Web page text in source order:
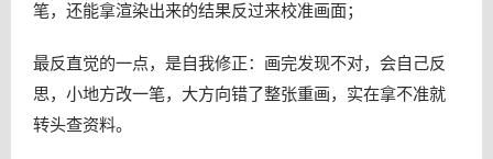
笔，还能拿渲染出来的结果反过来校准画面；
最反直觉的一点，是自我修正：画完发现不对，会自己反
思，小地方改一笔，大方向错了整张重画，实在拿不准就
转头查资料。